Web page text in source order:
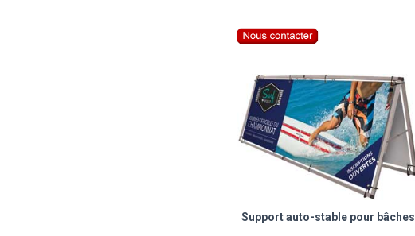
Support auto-stable pour bâches